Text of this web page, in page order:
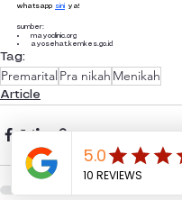
whatsapp sini ya!
sumber:
mayoclinic.org
ayosehat.kemkes.go.id
Tag:
Premarital Pra nikah Menikah
Article